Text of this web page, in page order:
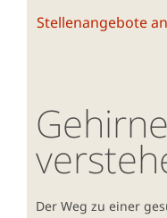
Stellenangebote
Der Weg zu einer